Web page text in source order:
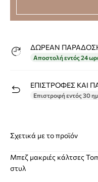
ΔΩΡΕΑΝ
Αποστολή εντός 24
ΕΠΙΣΤΡΟΦΕΣ ΚΑΙ
Επιστροφή εντός 30
Σχετικά με το προϊόν
Μπεζ μακριές κάλτσες
στυλ